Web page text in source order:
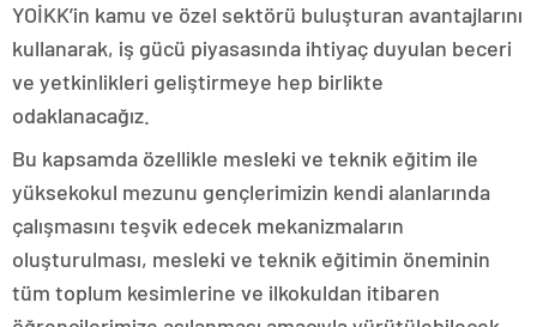
YOİKK’in kamu ve özel sektörü buluşturan avantajlarını
kullanarak, iş gücü piyasasında ihtiyaç duyulan beceri
ve yetkinlikleri geliştirmeye hep birlikte
odaklanacağız.
Bu kapsamda özellikle mesleki ve teknik eğitim ile
yüksekokul mezunu gençlerimizin kendi alanlarında
çalışmasını teşvik edecek mekanizmaların
oluşturulması, mesleki ve teknik eğitimin öneminin
tüm toplum kesimlerine ve ilkokuldan itibaren